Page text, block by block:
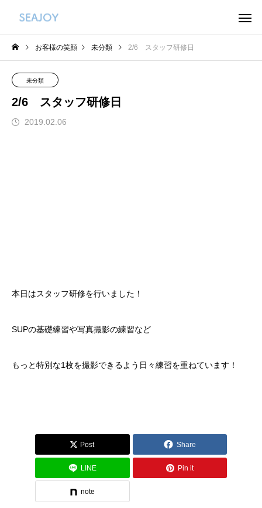
お客様の笑顔 未分類 2/6 スタッフ研修日
未分類
2/6 スタッフ研修日
2019.02.06
本日はスタッフ研修を行いました！
SUPの基礎練習や写真撮影の練習など
もっと特別な1枚を撮影できるよう日々練習を重ねています！
Post Share
LINE Pin it
note